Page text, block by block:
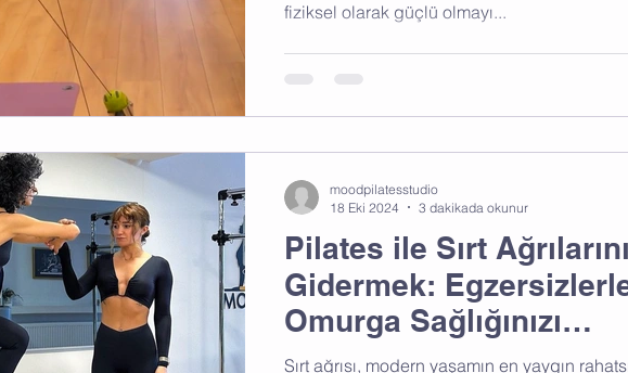
fiziksel olarak güçlü olmayı...
Pilates ile Sırt Ağrılarını
Gidermek:
Omurga Sağlığınızı
Destekleyin
Sırt ağrısı, modern yaşamın en yaygın
moodpilatesstudio
18 Eki 2024
3 dakikada okunur